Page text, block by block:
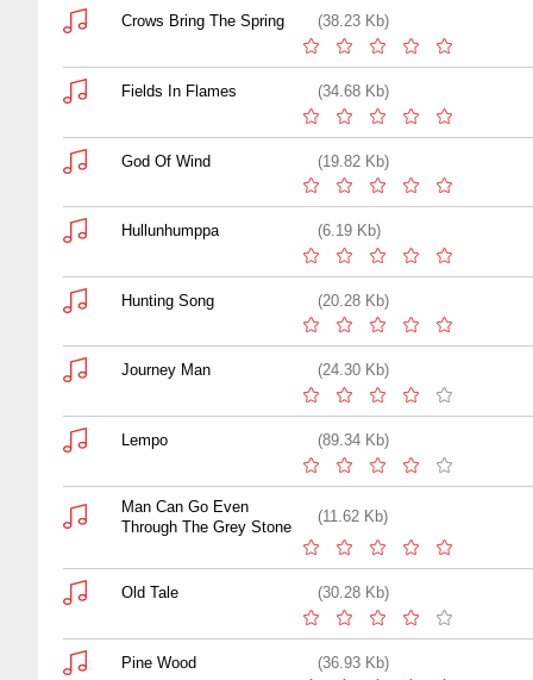
Crows Bring The Spring (38.23 Kb)
Fields In Flames (34.68 Kb)
God Of Wind (19.82 Kb)
Hullunhumppa (6.19 Kb)
Hunting Song (20.28 Kb)
Journey Man (24.30 Kb)
Lempo (89.34 Kb)
Man Can Go Even
Through The Grey Stone
(11.62 Kb)
Old Tale (30.28 Kb)
Pine Wood (36.93 Kb)